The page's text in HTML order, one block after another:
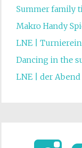
Summer family
Makro Handy
LNE |
Dancing in the
LNE | der